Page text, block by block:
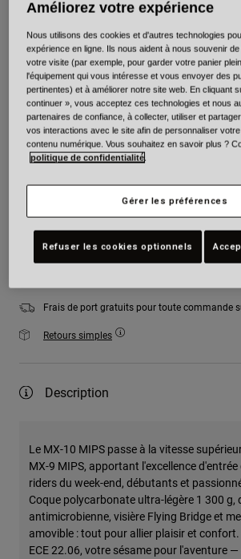
sélectionné
Taille
Ajouter au panier
Frais de port gratuits pour toute commande
Retours simples
Description
Le MX-10 MIPS passe à la vitesse
MX-9 MIPS, apportant l'excellence
riders du week-end, débutants et
Coque polycarbonate ultra-légère 1 300 g,
antimicrobienne, visière Flying Bridge et
amovible : tout pour allier plaisir et confort.
ECE 22.06, votre sésame pour l'aventure —
Améliorez votre expérience
Nous utilisons des cookies et d'autres technologies
expérience en ligne. Ils nous aident à nous souvenir
votre visite (par exemple, pour garder votre panier
l'équipement qui vous intéresse et vous envoyer des
pertinentes) et à améliorer notre site web. En cliquant
continuer », vous acceptez ces technologies et nous
partenaires de confiance, à collecter, utiliser et
vos interactions avec le site afin de personnaliser
contenu numérique. Vous souhaitez en savoir plus ?
politique de confidentialité
Gérer les préférences
Refuser les cookies optionnels